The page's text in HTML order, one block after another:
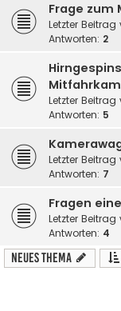
Frage zum
Letzter Beitrag
Antworten: 2
Letzter Beitrag
Antworten: 5
Letzter Beitrag
Antworten: 7
Fragen
Letzter Beitrag
Antworten: 4
Neues Thema